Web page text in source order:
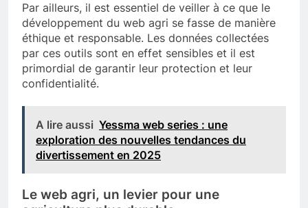
Par ailleurs, il est essentiel de veiller à ce que le
développement du web agri se fasse de manière
éthique et responsable. Les données collectées
par ces outils sont en effet sensibles et il est
primordial de garantir leur protection et leur
confidentialité.
A lire aussi Yessma web series : une
exploration des nouvelles tendances du
divertissement en 2025
Le web agri, un levier pour une